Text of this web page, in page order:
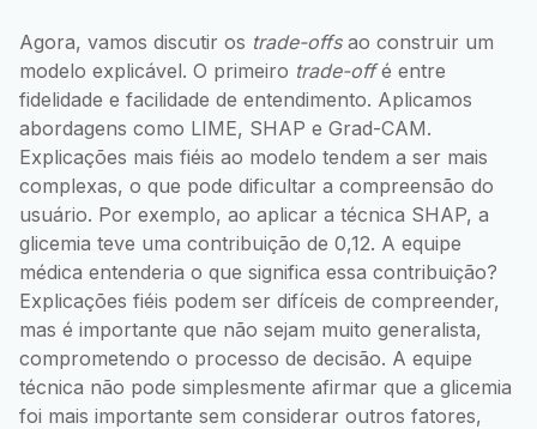
Agora, vamos discutir os trade-offsao construir um
modelo explicável. O primeiro trade-offé entre
fidelidade e facilidade de entendimento. Aplicamos
abordagens como LIME, SHAP e Grad-CAM.
Explicações mais fiéis ao modelo tendem a ser mais
complexas, o que pode dificultar a compreensão do
usuário. Por exemplo, ao aplicar a técnica SHAP, a
glicemia teve uma contribuição de 0,12. A equipe
médica entenderia o que significa essa contribuição?
Explicações fiéis podem ser difíceis de compreender,
mas é importante que não sejam muito generalista,
comprometendo o processo de decisão. A equipe
técnica não pode simplesmente afirmar que a glicemia
foi mais importante sem considerar outros fatores,